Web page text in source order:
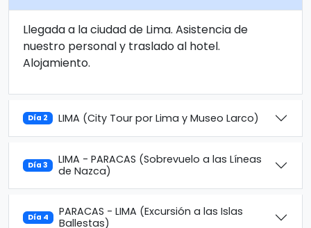
Llegada a la ciudad de Lima. Asistencia de
nuestro personal y traslado al hotel.
Alojamiento.
Día 2 LIMA (City Tour por Lima y Museo Larco)
Día 3
LIMA - PARACAS (Sobrevuelo a las Líneas
de Nazca)
Día 4
PARACAS - LIMA (Excursión a las Islas
Ballestas)